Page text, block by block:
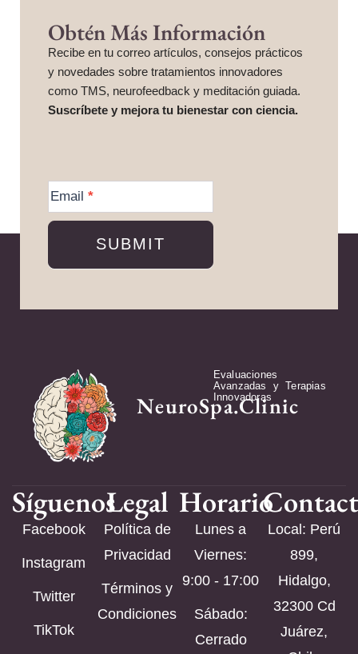
Obtén Más Información
Recibe en tu correo artículos, consejos prácticos
y novedades sobre tratamientos innovadores
como TMS, neurofeedback y meditación guiada.
Suscríbete y mejora tu bienestar con ciencia.
Information
Email *
SUBMIT
NeuroSpa.Clinic
Evaluaciones
Avanzadas y Terapias
Innovadoras
Síguenos
Facebook
Instagram
Twitter
TikTok
Legal
Política de
Privacidad
Términos y
Condiciones
Horario
Lunes a
Viernes:
9:00 - 17:00
Sábado:
Cerrado
Local: Perú
899,
Hidalgo,
32300 Cd
Juárez,